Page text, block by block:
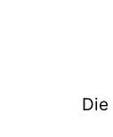
Die